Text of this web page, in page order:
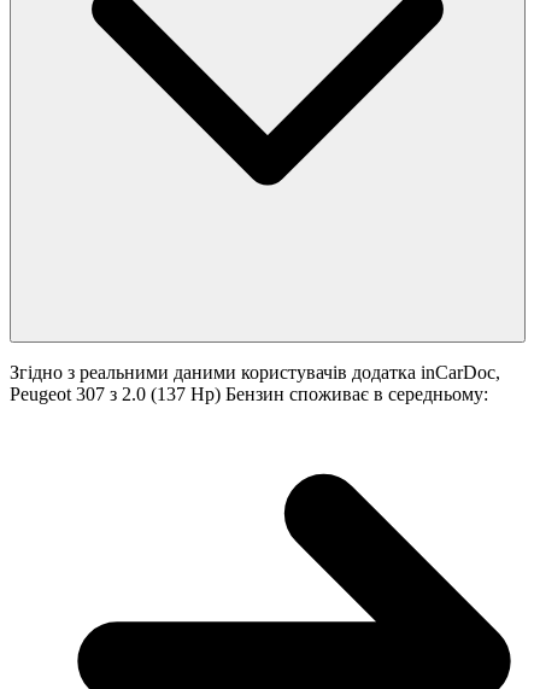
Згідно з реальними даними користувачів додатка inCarDoc,
Peugeot 307 з 2.0 (137 Hp) Бензин споживає в середньому: